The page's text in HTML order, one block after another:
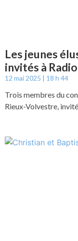
Les jeunes
invités à
12 mai 2025 18 h 44
Trois membres du
Rieux-Volvestre,